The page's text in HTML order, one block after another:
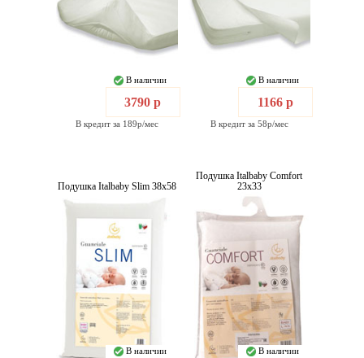
В наличии
3790 р
В кредит за 189р/мес
В наличии
1166 р
В кредит за 58р/мес
Подушка Italbaby Slim 38x58
В наличии
Подушка Italbaby Comfort
23x33
В наличии